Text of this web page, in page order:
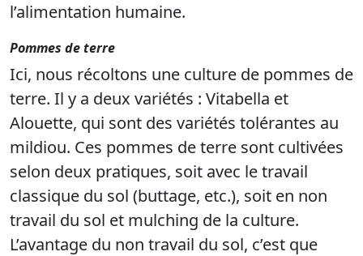
l’alimentation humaine.
Pommes de terre
Ici, nous récoltons une culture de pommes de
terre. Il y a deux variétés : Vitabella et
Alouette, qui sont des variétés tolérantes au
mildiou. Ces pommes de terre sont cultivées
selon deux pratiques, soit avec le travail
classique du sol (buttage, etc.), soit en non
travail du sol et mulching de la culture.
L’avantage du non travail du sol, c’est que